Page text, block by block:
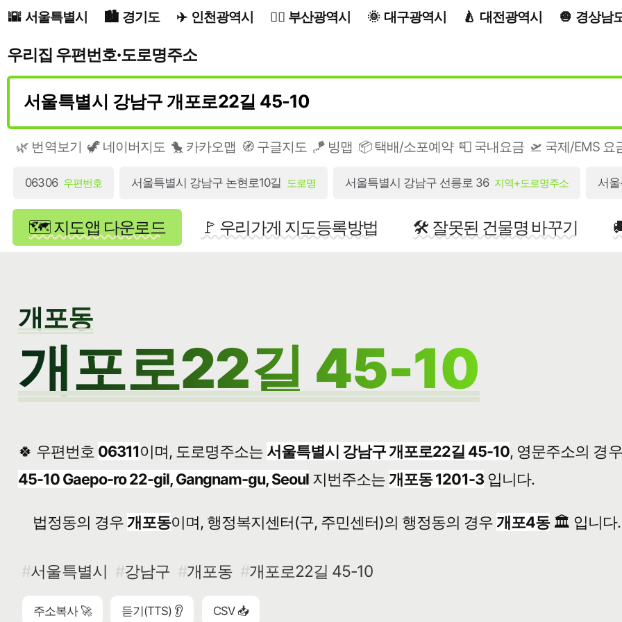
서울특별시 경기도 인천광역시 부산광역시 대구광역시 대전광역시 경상남
우리집 우편번호·도로명주소
🌿 번역보기 🦖 네이버지도 🐤 카카오맵 🧭 구글지도 🪁 빙맵 📦 택배/소포예약 📮 국내요금 🛫 국제/EMS 요
06306 우편번호 서울특별시 강남구 논현로10길 도로명 서울특별시 강남구 선릉로 36 지역+도로명주소 서
🗺️ 지도앱 다운로드 🚩 우리가게 지도등록방법 🛠️ 잘못된 건물명 바꾸기
개포동
개포로22길 45-10
🍀 우편번호 06311이며, 도로명주소는 서울특별시 강남구 개포로22길 45-10, 영문주소의 경우
45-10 Gaepo-ro 22-gil, Gangnam-gu, Seoul 지번주소는개포동 1201-3입니다.
법정동의 경우개포동이며, 행정복지센터(구, 주민센터)의 행정동의 경우개포4동🏛️ 입니다.
서울특별시 강남구 개포동 개포로22길 45-10
주소복사 🚀 듣기(TTS) 👂 CSV 📥